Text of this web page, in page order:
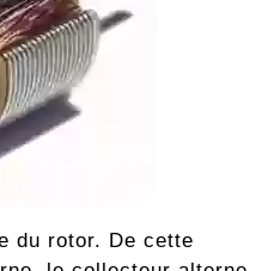
du rotor. De cette